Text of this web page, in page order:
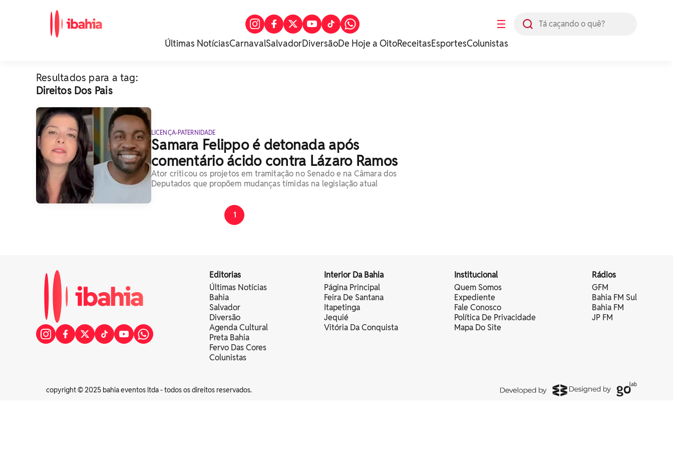
☰
Últimas NotíciasCarnavalSalvadorDiversãoDe Hoje a OitoReceitasEsportesColunistas
Resultados para a tag:
Direitos Dos Pais
LICENÇA-PATERNIDADE
Samara Felippo é detonada após
comentário ácido contra Lázaro Ramos
Ator criticou os projetos em tramitação no Senado e na Câmara dos
Deputados que propõem mudanças tímidas na legislação atual
1
Editorias
Últimas Notícias
Bahia
Salvador
Diversão
Agenda Cultural
Preta Bahia
Fervo Das Cores
Colunistas
Interior Da Bahia
Página Principal
Feira De Santana
Itapetinga
Jequié
Vitória Da Conquista
Institucional
Quem Somos
Expediente
Fale Conosco
Política De Privacidade
Mapa Do Site
Rádios
GFM
Bahia FM Sul
Bahia FM
JP FM
copyright © 2025 bahia eventos ltda - todos os direitos reservados.